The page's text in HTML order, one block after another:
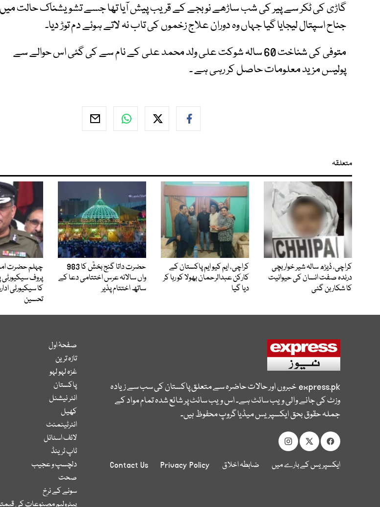
گاڑی کی ٹکر سے پیر کی شب ساڑھے نو بجے کے قریب پیش آیا تھا جسے تشویشناک حالت میں
جناح اسپتال لیجایا گیا جہاں وہ دوران علاج زخموں کی تاب نہ لاتے ہوئے دم توڑ دیا۔
متوفی کی شناخت 60 سالہ شوکت علی ولد محمد علی کے نام سے کی گئی اس حوالے سے
پولیس مزید معلومات حاصل کر رہی ہے ۔
متعلقہ
کراچی، ڈیڑھ سالہ شیر خوار بچی
درندہ صفت انسان کی حیوانیت
کا شکار بن گئی
کراچی، ایم کیو ایم پاکستان کے
کارکن عبدالرحمان بھولا کو رہا کر
دیا گیا
حضرت داتا گنج بخشؒ کا 983
واں سالانہ عرس اختتامی دعا کے
ساتھ اختتام پذیر
چہلم حضرت
پروف
کا سیکیورٹی
تحسین
express.pkخبروں اور حالات حاضرہ سے متعلق پاکستان کی سب سے زیادہ
وزٹ کی جانے والی ویب سائٹ ہے۔ اس ویب سائٹ پر شائع شدہ تمام مواد کے
جملہ حقوق بحق ایکسپریس میڈیا گروپ محفوظ ہیں۔
ایکسپریس کے بارے میں ضابطہ اخلاق Privacy Policy
Contact Us
صفحۂ اول
تازہ ترین
غزہ لہو لہو
پاکستان
انٹر نیشنل
کھیل
انٹرٹینمنٹ
لائف اسٹائل
ٹاپ ٹرینڈ
دلچسپ و عجیب
صحت
سونے کے نرخ
پیٹرولیم مصنوعات کی